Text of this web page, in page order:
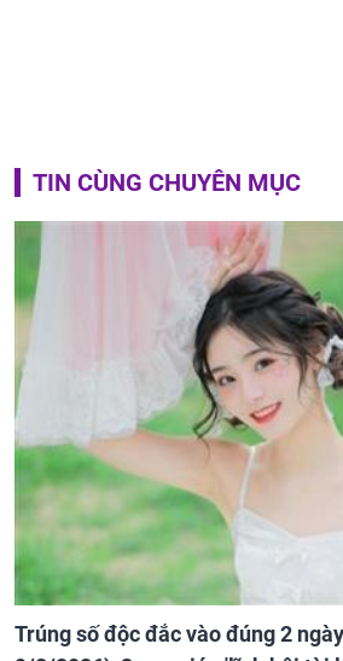
TIN CÙNG CHUYÊN MỤC
Trúng số độc đắc vào đúng 2